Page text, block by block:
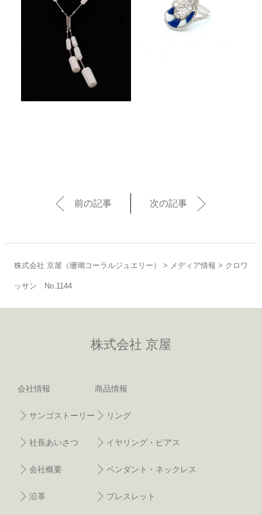
前の記事 次の記事
株式会社 京屋（珊瑚コーラルジュエリー） > メディア情報 > クロワ
ッサン No.1144
株式会社 京屋
会社情報
サンゴストーリー
社長あいさつ
会社概要
沿革
商品情報
リング
イヤリング・ピアス
ペンダント・ネックレス
ブレスレット